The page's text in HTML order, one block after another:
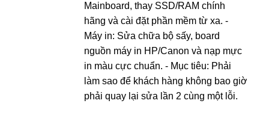
Mainboard, thay SSD/RAM chính
hãng và cài đặt phần mềm từ xa. -
Máy in: Sửa chữa bộ sấy, board
nguồn máy in HP/Canon và nạp mực
in màu cực chuẩn. - Mục tiêu: Phải
làm sao để khách hàng không bao giờ
phải quay lại sửa lần 2 cùng một lỗi.